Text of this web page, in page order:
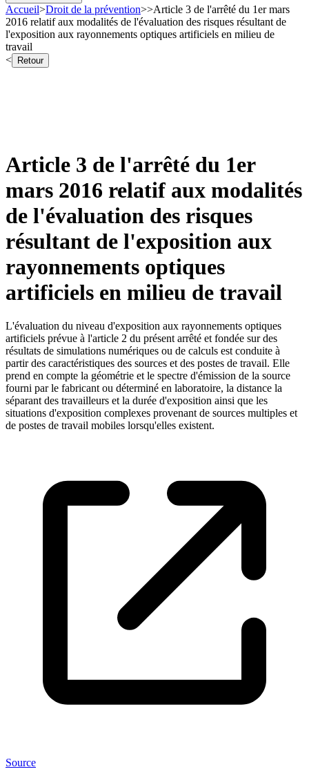
Accueil>Droit de la prévention>>Article 3 de l'arrêté du 1er mars
2016 relatif aux modalités de l'évaluation des risques résultant de
l'exposition aux rayonnements optiques artificiels en milieu de
travail
<
Retour
Article 3 de l'arrêté du 1er
mars 2016 relatif aux modalités
de l'évaluation des risques
résultant de l'exposition aux
rayonnements optiques
artificiels en milieu de travail
L'évaluation du niveau d'exposition aux rayonnements optiques
artificiels prévue à l'article 2 du présent arrêté et fondée sur des
résultats de simulations numériques ou de calculs est conduite à
partir des caractéristiques des sources et des postes de travail. Elle
prend en compte la géométrie et le spectre d'émission de la source
fourni par le fabricant ou déterminé en laboratoire, la distance la
séparant des travailleurs et la durée d'exposition ainsi que les
situations d'exposition complexes provenant de sources multiples et
de postes de travail mobiles lorsqu'elles existent.
Source